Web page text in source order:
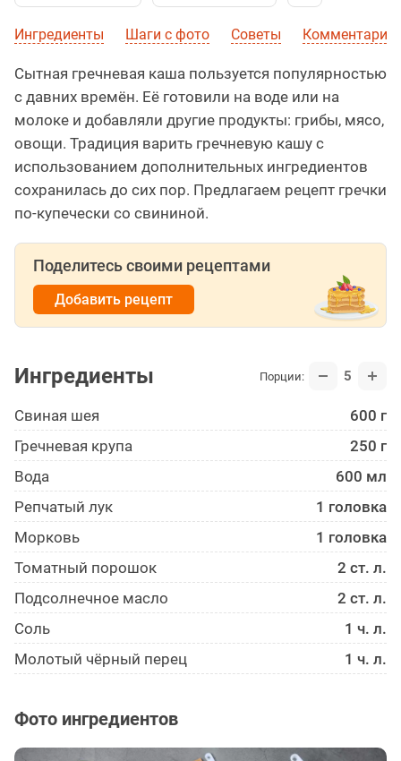
Ингредиенты Шаги с фото Советы Комментарии
Сытная гречневая каша пользуется популярностью
с давних времён. Её готовили на воде или на
молоке и добавляли другие продукты: грибы, мясо,
овощи. Традиция варить гречневую кашу с
использованием дополнительных ингредиентов
сохранилась до сих пор. Предлагаем рецепт гречки
по-купечески со свининой.
Поделитесь своими рецептами
Добавить рецепт
Ингредиенты Порции: 5
Свиная шея
600 г
Гречневая крупа
250 г
Вода
600 мл
Репчатый лук
1 головка
Морковь
1 головка
Томатный порошок
2 ст. л.
Подсолнечное масло
2 ст. л.
Соль
1 ч. л.
Молотый чёрный перец
1 ч. л.
Фото ингредиентов